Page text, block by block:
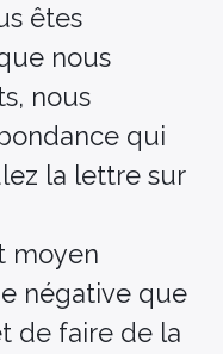
êtes
nous
nous
qui
la lettre sur
moyen
négative que
de faire de la